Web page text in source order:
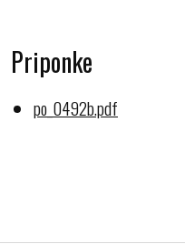
Priponke
po_0492b.pdf